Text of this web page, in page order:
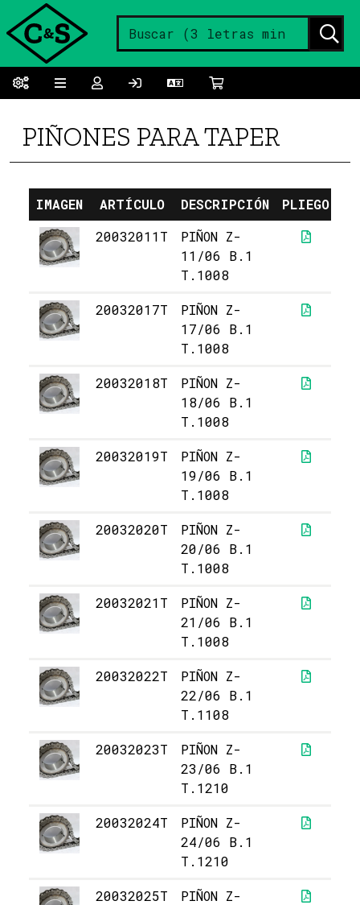
PIÑONES PARA TAPER
IMAGEN ARTÍCULO DESCRIPCIÓN PLIEGO
20032011T
PIÑON Z-
11/06 B.1
T.1008
20032017T
PIÑON Z-
17/06 B.1
T.1008
20032018T
PIÑON Z-
18/06 B.1
T.1008
20032019T
PIÑON Z-
19/06 B.1
T.1008
20032020T
PIÑON Z-
20/06 B.1
T.1008
20032021T
PIÑON Z-
21/06 B.1
T.1008
20032022T
PIÑON Z-
22/06 B.1
T.1108
20032023T
PIÑON Z-
23/06 B.1
T.1210
20032024T
PIÑON Z-
24/06 B.1
T.1210
20032025T
PIÑON Z-